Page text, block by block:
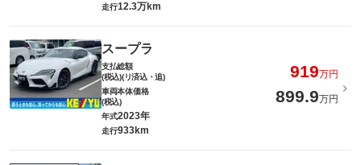
走行12.3万km
スープラ
支払総額
(税込)(リ済込・追)
919万円
車両本体価格
(税込)
899.9万円
年式2023年
走行933km